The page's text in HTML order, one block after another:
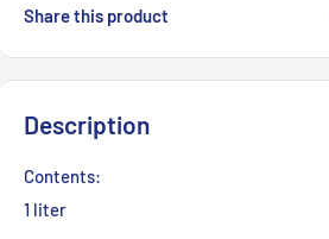
Share this product
Description
Contents:
1 liter